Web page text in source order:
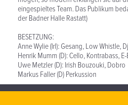
eingespieltes Team. Das Publikum
der Badner Halle Rastatt)
BESETZUNG:
Anne Wylie (Irl): Gesang, Low Whistle,
Henrik Mumm (D): Cello, Kontrabass,
Uwe Metzler (D): Irish Bouzouki, Dobro
Markus Faller (D) Perkussion